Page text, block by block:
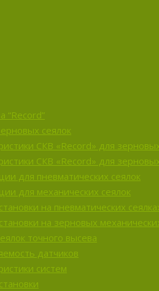
“Record”
сеялок
СКВ «Record» для
СКВ «Record» для
для пневматических сеялок
для механических сеялок
на пневматических
на зерновых
точного высева
датчиков
систем